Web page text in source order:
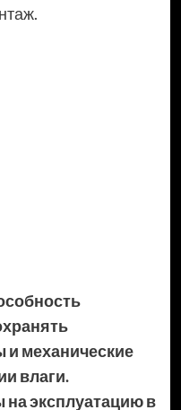
и механические
влаги.
на эксплуатацию в